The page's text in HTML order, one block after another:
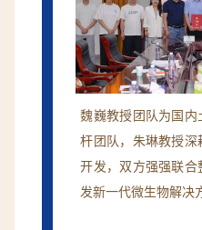
魏巍教授团队为国
杆团队，朱琳教授
开发，双方强强联
发新一代微生物解决